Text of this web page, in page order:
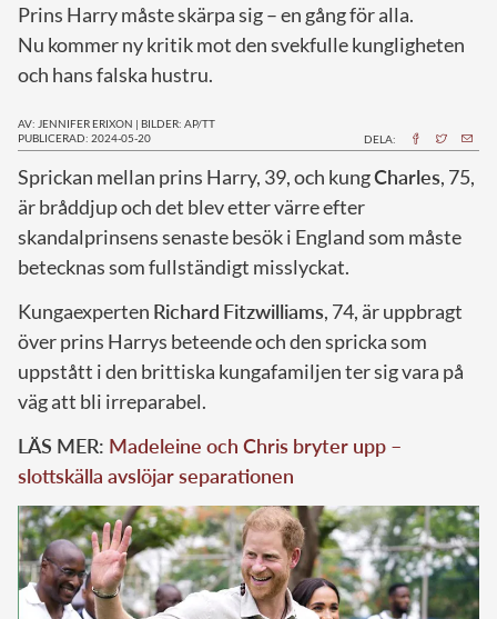
Prins Harry måste skärpa sig – en gång för alla.
Nu kommer ny kritik mot den svekfulle kungligheten
och hans falska hustru.
AV: JENNIFER ERIXON | BILDER: AP/TT
PUBLICERAD: 2024-05-20
DELA:
Sprickan mellan prins Harry, 39, och kungCharles, 75,
är bråddjup och det blev etter värre efter
skandalprinsens senaste besök i England som måste
betecknas som fullständigt misslyckat.
Kungaexperten Richard Fitzwilliams, 74, är uppbragt
över prins Harrys beteende och den spricka som
uppstått i den brittiska kungafamiljen ter sig vara på
väg att bli irreparabel.
LÄS MER: Madeleine och Chris bryter upp –
slottskälla avslöjar separationen